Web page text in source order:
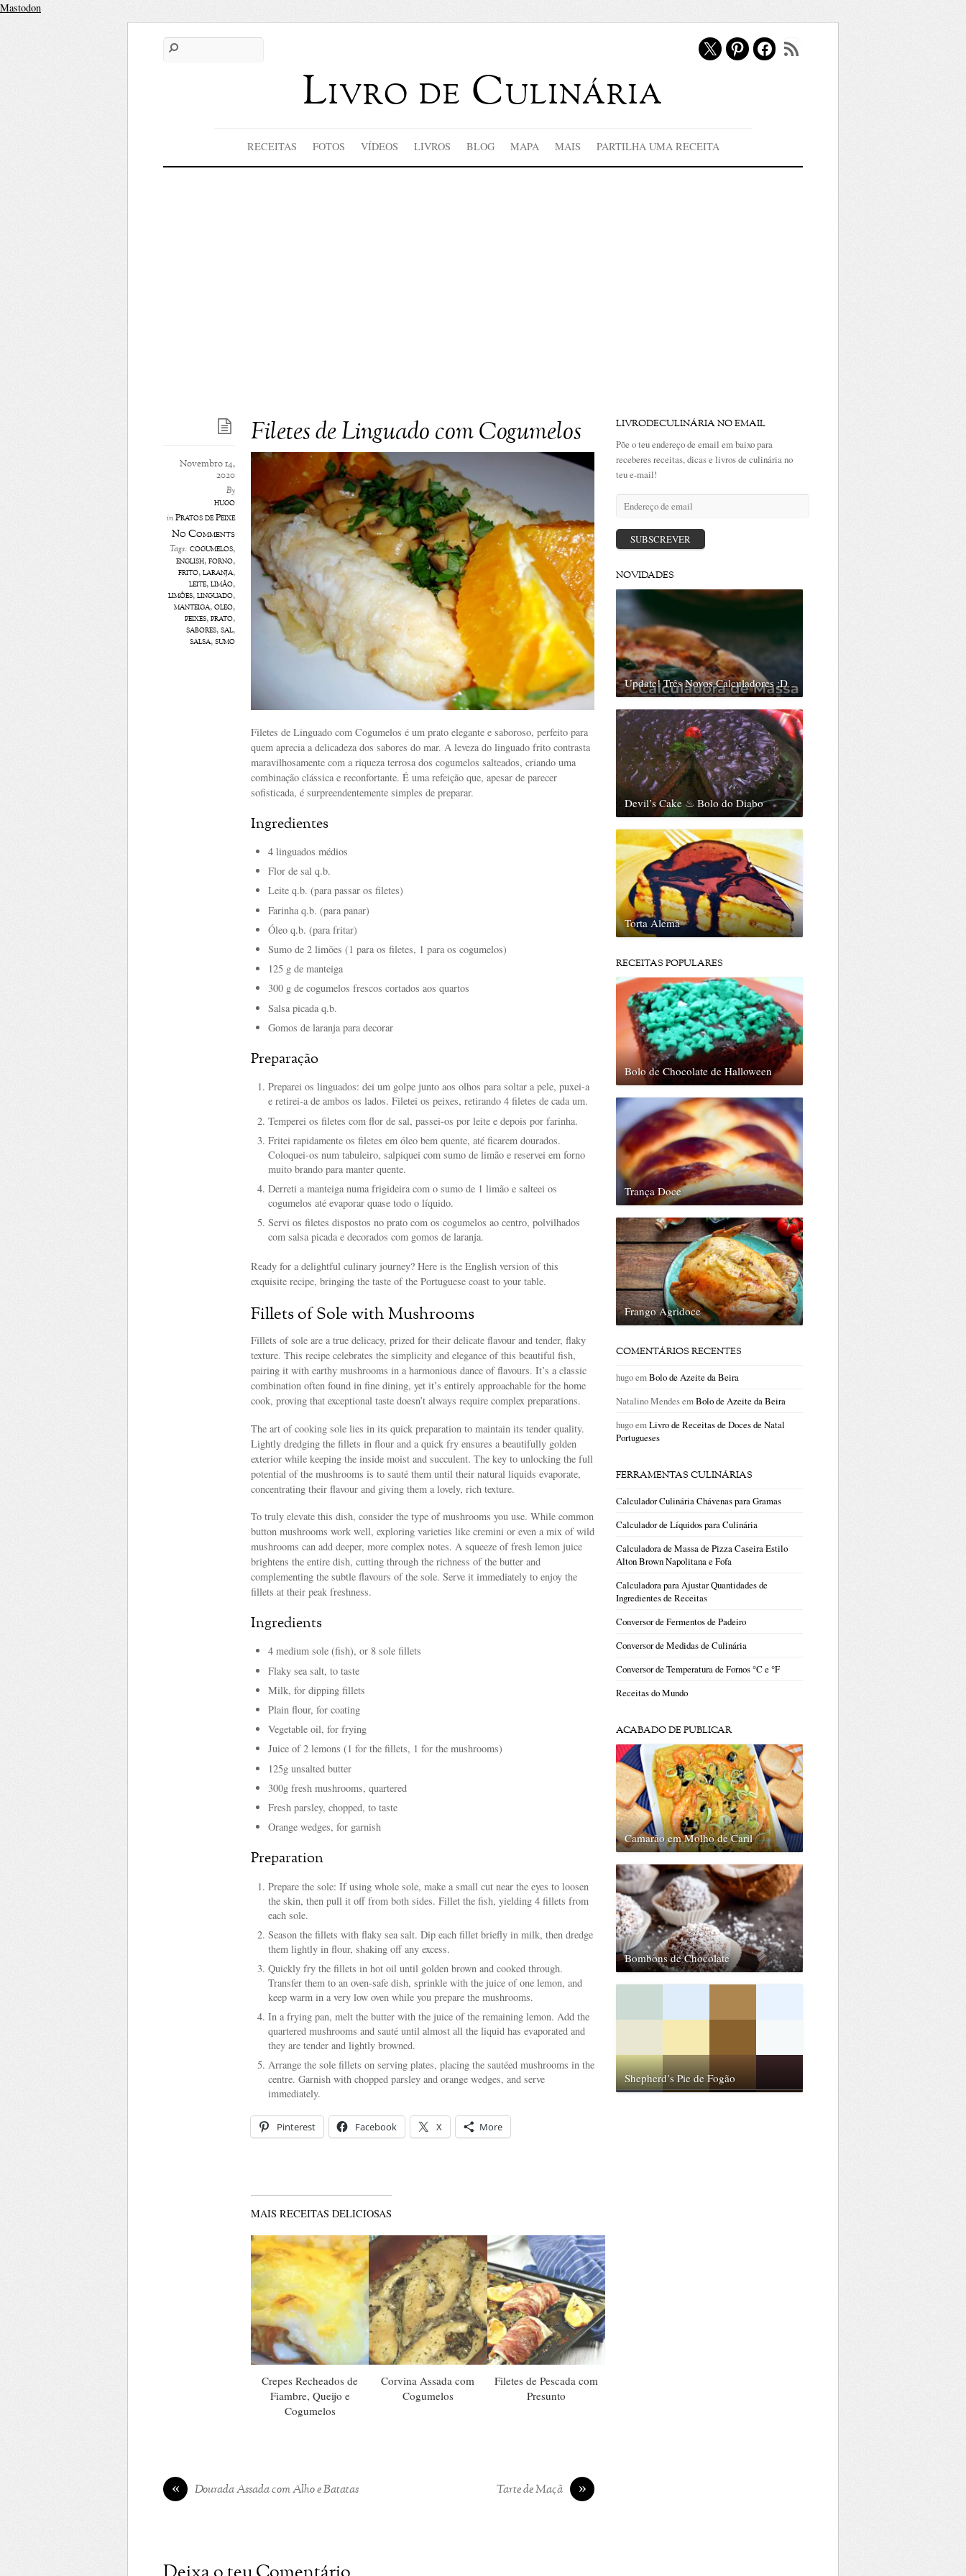
Mastodon
Livro de Culinária
X Pinterest
Facebook
Feed RSS
RECEITAS FOTOS VÍDEOS LIVROS BLOG MAPA MAIS PARTILHA UMA RECEITA
Filetes de Linguado com Cogumelos
Novembro 14,
2020
By
hugo
inPratos de Peixe
No Comments
Tags: cogumelos,
english,forno,
frito,laranja,
leite,limão,
limões,linguado,
manteiga,óleo,
peixes,prato,
sabores,sal,
salsa,sumo
Filetes de Linguado com Cogumelos é um prato elegante e saboroso, perfeito para
quem aprecia a delicadeza dos sabores do mar. A leveza do linguado frito contrasta
maravilhosamente com a riqueza terrosa dos cogumelos salteados, criando uma
combinação clássica e reconfortante. É uma refeição que, apesar de parecer
sofisticada, é surpreendentemente simples de preparar.
Ingredientes
4 linguados médios
Flor de sal q.b.
Leite q.b. (para passar os filetes)
Farinha q.b. (para panar)
Óleo q.b. (para fritar)
Sumo de 2 limões (1 para os filetes, 1 para os cogumelos)
125 g de manteiga
300 g de cogumelos frescos cortados aos quartos
Salsa picada q.b.
Gomos de laranja para decorar
Preparação
Preparei os linguados: dei um golpe junto aos olhos para soltar a pele, puxei-a
e retirei-a de ambos os lados. Filetei os peixes, retirando 4 filetes de cada um.
Temperei os filetes com flor de sal, passei-os por leite e depois por farinha.
Fritei rapidamente os filetes em óleo bem quente, até ficarem dourados.
Coloquei-os num tabuleiro, salpiquei com sumo de limão e reservei em forno
muito brando para manter quente.
Derreti a manteiga numa frigideira com o sumo de 1 limão e salteei os
cogumelos até evaporar quase todo o líquido.
Servi os filetes dispostos no prato com os cogumelos ao centro, polvilhados
com salsa picada e decorados com gomos de laranja.
Ready for a delightful culinary journey? Here is the English version of this
exquisite recipe, bringing the taste of the Portuguese coast to your table.
Fillets of Sole with Mushrooms
Fillets of sole are a true delicacy, prized for their delicate flavour and tender, flaky
texture. This recipe celebrates the simplicity and elegance of this beautiful fish,
pairing it with earthy mushrooms in a harmonious dance of flavours. It’s a classic
combination often found in fine dining, yet it’s entirely approachable for the home
cook, proving that exceptional taste doesn’t always require complex preparations.
The art of cooking sole lies in its quick preparation to maintain its tender quality.
Lightly dredging the fillets in flour and a quick fry ensures a beautifully golden
exterior while keeping the inside moist and succulent. The key to unlocking the full
potential of the mushrooms is to sauté them until their natural liquids evaporate,
concentrating their flavour and giving them a lovely, rich texture.
To truly elevate this dish, consider the type of mushrooms you use. While common
button mushrooms work well, exploring varieties like cremini or even a mix of wild
mushrooms can add deeper, more complex notes. A squeeze of fresh lemon juice
brightens the entire dish, cutting through the richness of the butter and
complementing the subtle flavours of the sole. Serve it immediately to enjoy the
fillets at their peak freshness.
Ingredients
4 medium sole (fish), or 8 sole fillets
Flaky sea salt, to taste
Milk, for dipping fillets
Plain flour, for coating
Vegetable oil, for frying
Juice of 2 lemons (1 for the fillets, 1 for the mushrooms)
125g unsalted butter
300g fresh mushrooms, quartered
Fresh parsley, chopped, to taste
Orange wedges, for garnish
Preparation
Prepare the sole: If using whole sole, make a small cut near the eyes to loosen
the skin, then pull it off from both sides. Fillet the fish, yielding 4 fillets from
each sole.
Season the fillets with flaky sea salt. Dip each fillet briefly in milk, then dredge
them lightly in flour, shaking off any excess.
Quickly fry the fillets in hot oil until golden brown and cooked through.
Transfer them to an oven-safe dish, sprinkle with the juice of one lemon, and
keep warm in a very low oven while you prepare the mushrooms.
In a frying pan, melt the butter with the juice of the remaining lemon. Add the
quartered mushrooms and sauté until almost all the liquid has evaporated and
they are tender and lightly browned.
Arrange the sole fillets on serving plates, placing the sautéed mushrooms in the
centre. Garnish with chopped parsley and orange wedges, and serve
immediately.
Pinterest Facebook X More
MAIS RECEITAS DELICIOSAS
Crepes Recheados de
Fiambre, Queijo e
Cogumelos
Corvina Assada com
Cogumelos
Filetes de Pescada com
Presunto
« Dourada Assada com Alho e Batatas »
Tarte de Maçã
LIVRODECULINÁRIA NO EMAIL
Põe o teu endereço de email em baixo para
receberes receitas, dicas e livros de culinária no
teu e-mail!
email
SUBSCREVER
NOVIDADES
Update! Três Novos Calculadores ;D
Devil’s Cake ♨ Bolo do Diabo
Torta Alemã
RECEITAS POPULARES
Bolo de Chocolate de Halloween
Trança Doce
Frango Agridoce
COMENTÁRIOS RECENTES
hugoemBolo de Azeite da Beira
Natalino MendesemBolo de Azeite da Beira
hugoemLivro de Receitas de Doces de Natal
Portugueses
FERRAMENTAS CULINÁRIAS
Calculador Culinária Chávenas para Gramas
Calculador de Líquidos para Culinária
Calculadora de Massa de Pizza Caseira Estilo
Alton Brown Napolitana e Fofa
Calculadora para Ajustar Quantidades de
Ingredientes de Receitas
Conversor de Fermentos de Padeiro
Conversor de Medidas de Culinária
Conversor de Temperatura de Fornos °C e °F
Receitas do Mundo
ACABADO DE PUBLICAR
Camarão em Molho de Caril
Bombons de Chocolate
Shepherd’s Pie de Fogão